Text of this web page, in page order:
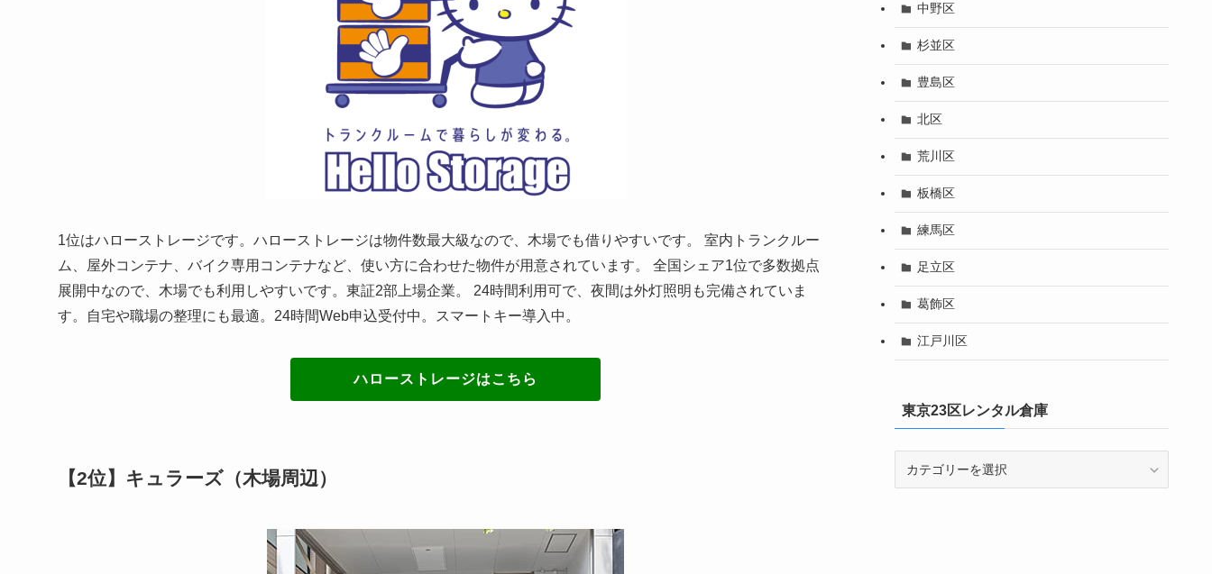
1位はハローストレージです。ハローストレージは物件数最大級なので、木場でも借りやすいです。 室内トランクルー
ム、屋外コンテナ、バイク専用コンテナなど、使い方に合わせた物件が用意されています。 全国シェア1位で多数拠点
展開中なので、木場でも利用しやすいです。東証2部上場企業。 24時間利用可で、夜間は外灯照明も完備されていま
す。自宅や職場の整理にも最適。24時間Web申込受付中。スマートキー導入中。
ハローストレージはこちら
【2位】キュラーズ（木場周辺）
中野区
杉並区
豊島区
北区
荒川区
板橋区
練馬区
足立区
葛飾区
江戸川区
東京23区レンタル倉庫